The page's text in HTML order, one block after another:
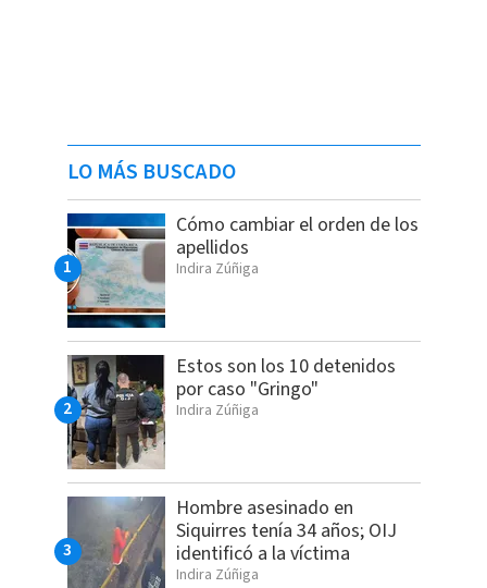
LO MÁS BUSCADO
Cómo cambiar el orden de los
apellidos
Indira Zúñiga
Estos son los 10 detenidos
por caso "Gringo"
Indira Zúñiga
Hombre asesinado en
Siquirres tenía 34 años; OIJ
identificó a la víctima
Indira Zúñiga